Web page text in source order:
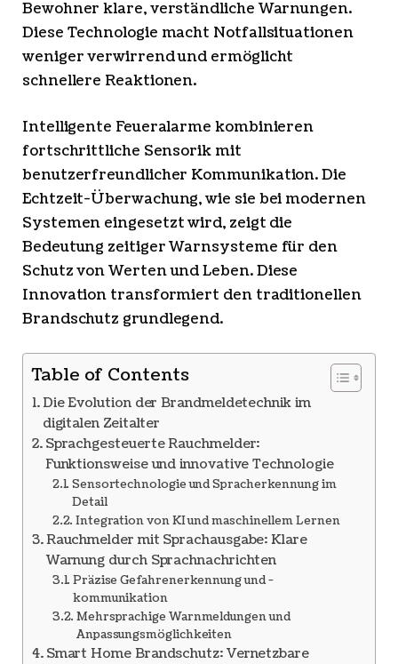
Bewohner klare, verständliche Warnungen.
Diese Technologie macht Notfallsituationen
weniger verwirrend und ermöglicht
schnellere Reaktionen.
Intelligente Feueralarme kombinieren
fortschrittliche Sensorik mit
benutzerfreundlicher Kommunikation. Die
Echtzeit-Überwachung, wie sie bei modernen
Systemen eingesetzt wird, zeigt die
Bedeutung zeitiger Warnsysteme für den
Schutz von Werten und Leben. Diese
Innovation transformiert den traditionellen
Brandschutz grundlegend.
Table of Contents
Die Evolution der Brandmeldetechnik im
digitalen Zeitalter
Sprachgesteuerte Rauchmelder:
Funktionsweise und innovative Technologie
Sensortechnologie und Spracherkennung im
Detail
Integration von KI und maschinellem Lernen
Rauchmelder mit Sprachausgabe: Klare
Warnung durch Sprachnachrichten
Präzise Gefahrenerkennung und -
kommunikation
Mehrsprachige Warnmeldungen und
Anpassungsmöglichkeiten
Smart Home Brandschutz: Vernetzbare